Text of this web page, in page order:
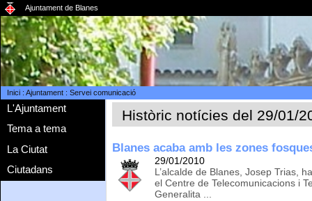
Ajuntament de Blanes
Inici: Ajuntament: Servei comunicació
L'Ajuntament
Tema a tema
La Ciutat
Ciutadans
Històric notícies del 29/01/
Blanes acaba amb les zones
29/01/2010
L’alcalde de Blanes, Josep Trias,
el Centre de Telecomunicacions i
Generalita ...